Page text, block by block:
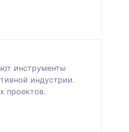
инструменты
индустрии.
проектов.